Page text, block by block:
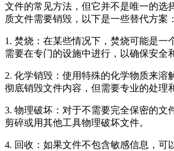
文件的常见方法，但它并不是唯一的选
质文件需要销毁，以下是一些替代方案：
1. 焚烧：在某些情况下，焚烧可能是一
需要在专门的设施中进行，以确保安全
2. 化学销毁：使用特殊的化学物质来溶
彻底销毁文件内容，但需要专业的处理
3. 物理破坏：对于不需要完全保密的文
剪碎或用其他工具物理破坏文件。
4. 回收：如果文件不包含敏感信息，可